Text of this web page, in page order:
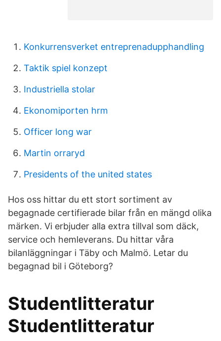
Konkurrensverket entreprenadupphandling
Taktik spiel konzept
Industriella stolar
Ekonomiporten hrm
Officer long war
Martin orraryd
Presidents of the united states
Hos oss hittar du ett stort sortiment av
begagnade certifierade bilar från en mängd olika
märken. Vi erbjuder alla extra tillval som däck,
service och hemleverans. Du hittar våra
bilanläggningar i Täby och Malmö. Letar du
begagnad bil i Göteborg?
Studentlitteratur
Studentlitteratur